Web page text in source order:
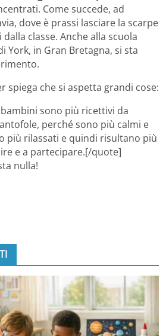
Come succede, ad
dove è prassi lasciare la scarpe
classe. Anche alla scuola
York, in Gran Bretagna, si sta
spiega che si aspetta grandi cose:
sono più ricettivi da
perché sono più calmi e
più rilassati e quindi risultano più
e a partecipare.[/quote]
nulla!